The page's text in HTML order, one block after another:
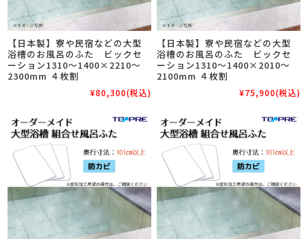
【日本製】寮や民宿などの大型
浴槽のお風呂のふた ビックセ
ーション1310～1400×2210～
2300mm ４枚割
¥80,300(税込)
【日本製】寮や民宿などの大型
浴槽のお風呂のふた ビックセ
ーション1310～1400×2010～
2100mm ４枚割
¥75,900(税込)